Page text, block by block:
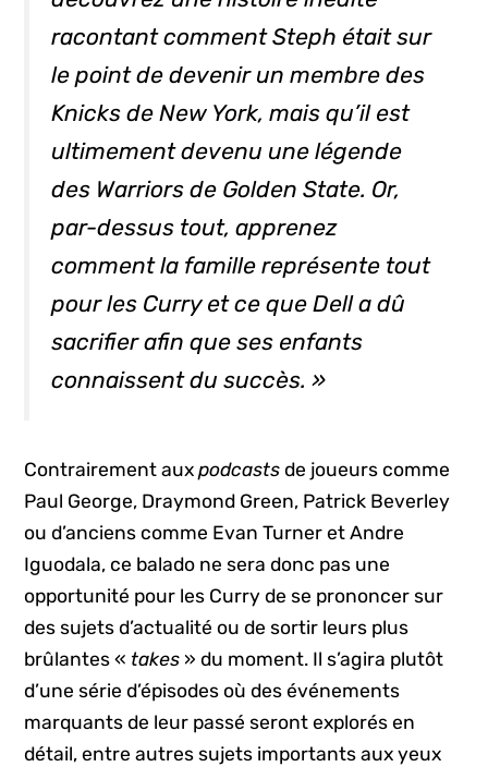
racontant comment Steph était sur
le point de devenir un membre des
Knicks de New York, mais qu’il est
ultimement devenu une légende
des Warriors de Golden State. Or,
par-dessus tout,apprenez
comment la famille représente tout
pour les Curry et ce que Dell a dû
sacrifier afin que ses enfants
connaissent du succès. »
Contrairement auxpodcastsde joueurs comme
Paul George, Draymond Green, Patrick Beverley
ou d’anciens comme Evan Turner et Andre
Iguodala, ce balado ne sera donc pas une
opportunité pour les Curry de se prononcer sur
des sujets d’actualité ou de sortir leurs plus
brûlantes « takes » du moment. Il s’agira plutôt
d’une série d’épisodes où des événements
marquants de leur passé seront explorés en
détail, entre autres sujets importants aux yeux